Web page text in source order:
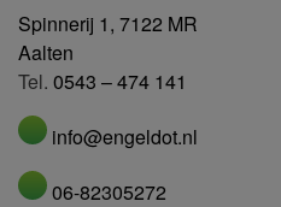
Spinnerij 1, 7122 MR
Aalten
Tel. 0543 – 474 141
info@engeldot.nl
06-82305272